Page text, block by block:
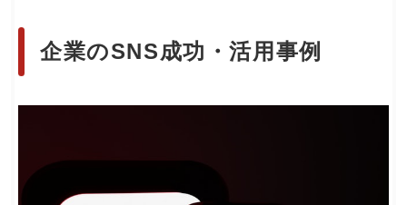
企業のSNS成功・活用事例